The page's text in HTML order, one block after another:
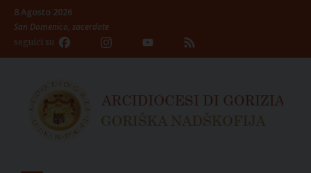
Skip
content
8 Agosto 2026
San Domenico, sacerdote
seguici su Facebook InstagramYouTube
Channel